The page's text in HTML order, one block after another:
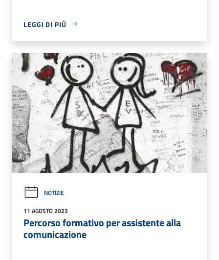
LEGGI DI PIÙ
NOTIZIE
11 AGOSTO 2023
Percorso formativo per assistente alla
comunicazione